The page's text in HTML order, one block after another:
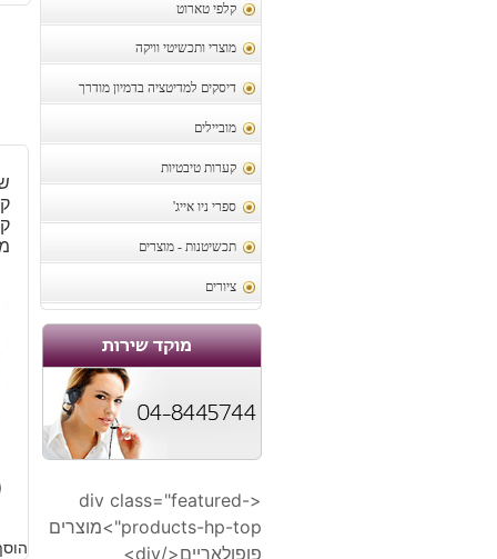
קלפי טארוט
מוצרי ותכשיטי וויקה
דיסקים למדיטציה בדמיון מודרך
מוביילים
קערות טיבטיות
ספרי ניו אייג'
תכשיטנות - מוצרים
ציורים
<div class="featured-
products-hp-top">מוצרים
פופולאריים</div>